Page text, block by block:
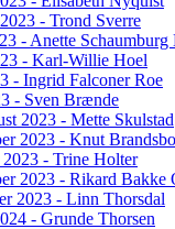
- Trond Sverre
- Anette
- Karl-Willie Hoel
- Ingrid Falconer Roe
- Sven Brænde
2023 - Mette Skulstad
2023 - Knut
- Trine Holter
2023 - Rikard Bakke
2023 - Linn Thorsdal
- Grunde Thorsen